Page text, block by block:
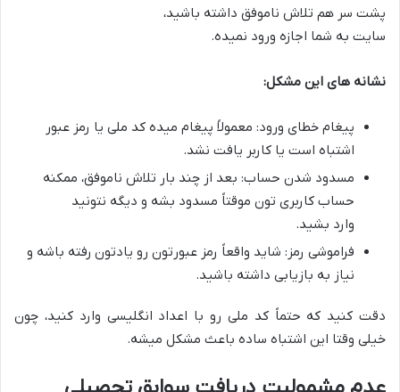
پشت سر هم تلاش ناموفق داشته باشید،
سایت به شما اجازه ورود نمیده.
نشانه های این مشکل:
پیغام خطای ورود: معمولاً پیغام میده کد ملی یا رمز عبور
اشتباه است یا کاربر یافت نشد.
مسدود شدن حساب: بعد از چند بار تلاش ناموفق، ممکنه
حساب کاربری تون موقتاً مسدود بشه و دیگه نتونید
وارد بشید.
فراموشی رمز: شاید واقعاً رمز عبورتون رو یادتون رفته باشه و
نیاز به بازیابی داشته باشید.
دقت کنید که حتماً کد ملی رو با اعداد انگلیسی وارد کنید، چون
خیلی وقتا این اشتباه ساده باعث مشکل میشه.